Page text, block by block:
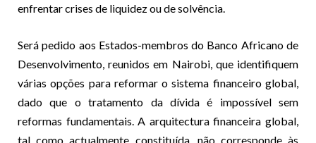
enfrentar crises de liquidez ou de solvência.
Será pedido aos Estados-membros do Banco Africano de
Desenvolvimento, reunidos em Nairobi, que identifiquem
várias opções para reformar o sistema financeiro global,
dado que o tratamento da dívida é impossível sem
reformas fundamentais. A arquitectura financeira global,
tal como actualmente constituída, não corresponde às